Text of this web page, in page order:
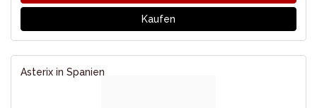
Kaufen
Asterix in Spanien